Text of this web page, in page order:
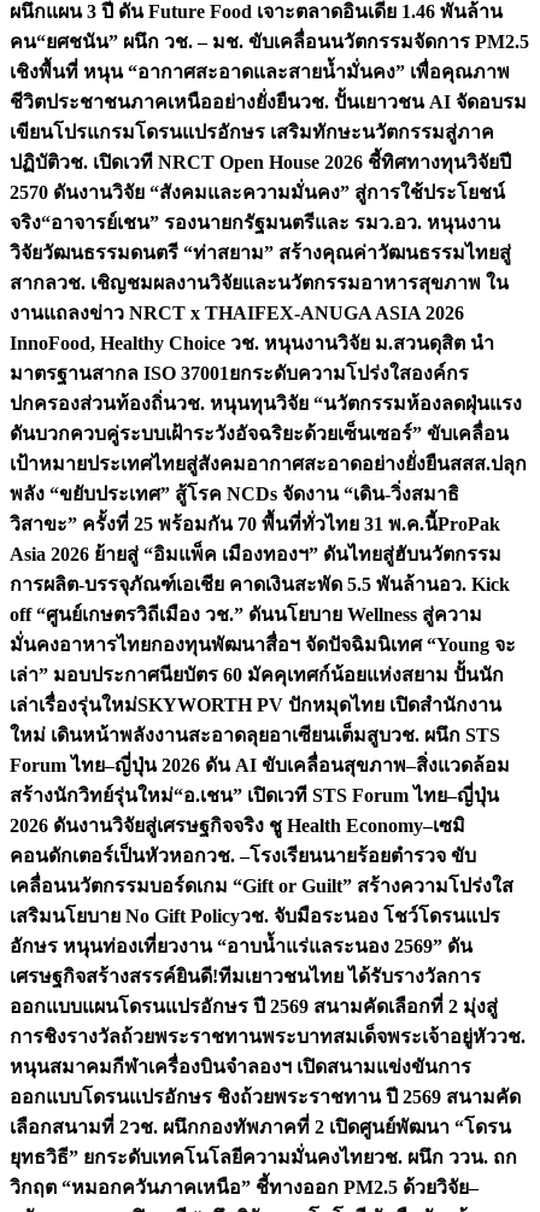
ผนึกแผน 3 ปี ดัน Future Food เจาะตลาดอินเดีย 1.46 พันล้าน
คน“ยศชนัน” ผนึก วช. – มช. ขับเคลื่อนนวัตกรรมจัดการ PM2.5
เชิงพื้นที่ หนุน “อากาศสะอาดและสายน้ำมั่นคง” เพื่อคุณภาพ
ชีวิตประชาชนภาคเหนืออย่างยั่งยืนวช. ปั้นเยาวชน AI จัดอบรม
เขียนโปรแกรมโดรนแปรอักษร เสริมทักษะนวัตกรรมสู่ภาค
ปฏิบัติวช. เปิดเวที NRCT Open House 2026 ชี้ทิศทางทุนวิจัยปี
2570 ดันงานวิจัย “สังคมและความมั่นคง” สู่การใช้ประโยชน์
จริง“อาจารย์เชน” รองนายกรัฐมนตรีและ รมว.อว. หนุนงาน
วิจัยวัฒนธรรมดนตรี “ท่าสยาม” สร้างคุณค่าวัฒนธรรมไทยสู่
สากลวช. เชิญชมผลงานวิจัยและนวัตกรรมอาหารสุขภาพ ใน
งานแถลงข่าว NRCT x THAIFEX-ANUGA ASIA 2026
InnoFood, Healthy Choice วช. หนุนงานวิจัย ม.สวนดุสิต นำ
มาตรฐานสากล ISO 37001ยกระดับความโปร่งใสองค์กร
ปกครองส่วนท้องถิ่นวช. หนุนทุนวิจัย “นวัตกรรมห้องลดฝุ่นแรง
ดันบวกควบคู่ระบบเฝ้าระวังอัจฉริยะด้วยเซ็นเซอร์” ขับเคลื่อน
เป้าหมายประเทศไทยสู่สังคมอากาศสะอาดอย่างยั่งยืนสสส.ปลุก
พลัง “ขยับประเทศ” สู้โรค NCDs จัดงาน “เดิน-วิ่งสมาธิ
วิสาขะ” ครั้งที่ 25 พร้อมกัน 70 พื้นที่ทั่วไทย 31 พ.ค.นี้ProPak
Asia 2026 ย้ายสู่ “อิมแพ็ค เมืองทองฯ” ดันไทยสู่ฮับนวัตกรรม
การผลิต-บรรจุภัณฑ์เอเชีย คาดเงินสะพัด 5.5 พันล้านอว. Kick
off “ศูนย์เกษตรวิถีเมือง วช.” ดันนโยบาย Wellness สู่ความ
มั่นคงอาหารไทยกองทุนพัฒนาสื่อฯ จัดปัจฉิมนิเทศ “Young จะ
เล่า” มอบประกาศนียบัตร 60 มัคคุเทศก์น้อยแห่งสยาม ปั้นนัก
เล่าเรื่องรุ่นใหม่SKYWORTH PV ปักหมุดไทย เปิดสำนักงาน
ใหม่ เดินหน้าพลังงานสะอาดลุยอาเซียนเต็มสูบวช. ผนึก STS
Forum ไทย–ญี่ปุ่น 2026 ดัน AI ขับเคลื่อนสุขภาพ–สิ่งแวดล้อม
สร้างนักวิทย์รุ่นใหม่“อ.เชน” เปิดเวที STS Forum ไทย–ญี่ปุ่น
2026 ดันงานวิจัยสู่เศรษฐกิจจริง ชู Health Economy–เซมิ
คอนดักเตอร์เป็นหัวหอกวช. –โรงเรียนนายร้อยตำรวจ ขับ
เคลื่อนนวัตกรรมบอร์ดเกม “Gift or Guilt” สร้างความโปร่งใส
เสริมนโยบาย No Gift Policyวช. จับมือระนอง โชว์โดรนแปร
อักษร หนุนท่องเที่ยวงาน “อาบน้ำแร่แลระนอง 2569” ดัน
เศรษฐกิจสร้างสรรค์ยินดี!ทีมเยาวชนไทย ได้รับรางวัลการ
ออกแบบแผนโดรนแปรอักษร ปี 2569 สนามคัดเลือกที่ 2 มุ่งสู่
การชิงรางวัลถ้วยพระราชทานพระบาทสมเด็จพระเจ้าอยู่หัววช.
หนุนสมาคมกีฬาเครื่องบินจำลองฯ เปิดสนามแข่งขันการ
ออกแบบโดรนแปรอักษร ชิงถ้วยพระราชทาน ปี 2569 สนามคัด
เลือกสนามที่ 2วช. ผนึกกองทัพภาคที่ 2 เปิดศูนย์พัฒนา “โดรน
ยุทธวิธี” ยกระดับเทคโนโลยีความมั่นคงไทยวช. ผนึก ววน. ถก
วิกฤต “หมอกควันภาคเหนือ” ชี้ทางออก PM2.5 ด้วยวิจัย–